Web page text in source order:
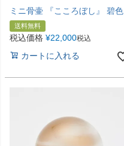
ミニ骨壷 『こころぼし』 碧色
送料無料
税込価格 ¥22,000税込
カートに入れる